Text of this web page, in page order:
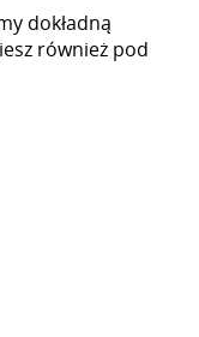
dokładną
również pod